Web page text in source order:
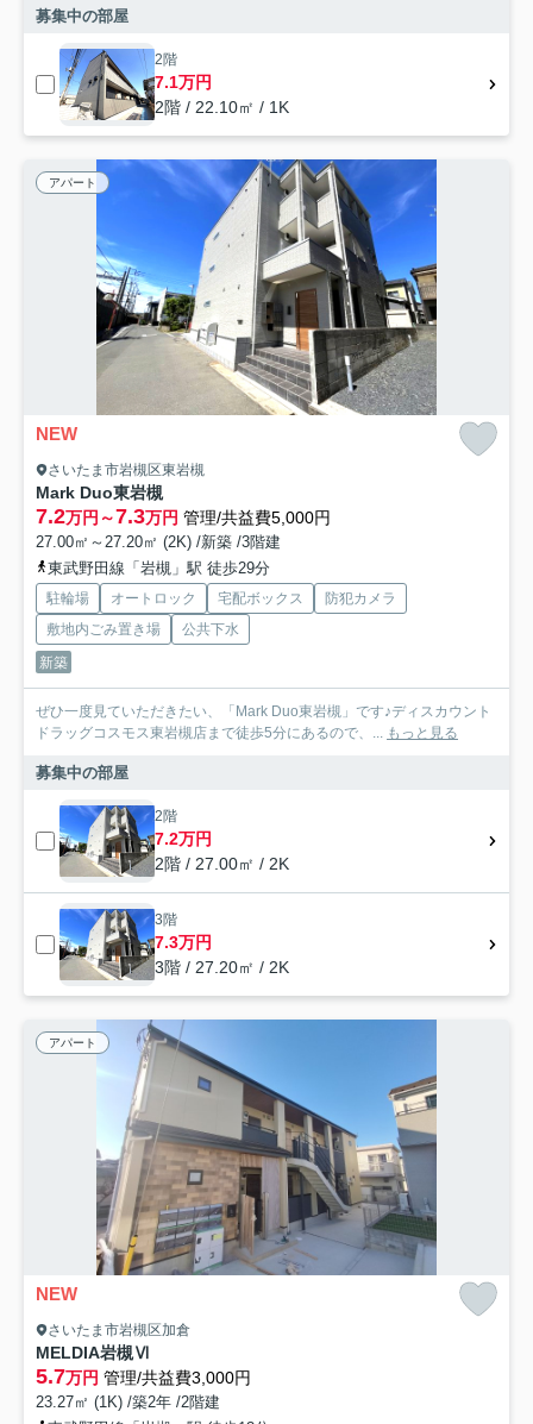
募集中の部屋
2階
7.1万円
2階 / 22.10㎡ / 1K
アパート
NEW
さいたま市岩槻区東岩槻
Mark Duo東岩槻
7.2万円～7.3万円 管理/共益費5,000円
27.00㎡～27.20㎡ (2K) /新築 /3階建
東武野田線「岩槻」駅 徒歩29分
駐輪場 オートロック 宅配ボックス
防犯カメラ
敷地内ごみ置き場
公共下水
新築
ぜひ一度見ていただきたい、「Mark Duo東岩槻」です♪ディスカウント
ドラッグコスモス東岩槻店まで徒歩5分にあるので、... もっと見る
募集中の部屋
2階
7.2万円
2階 / 27.00㎡ / 2K
3階
7.3万円
3階 / 27.20㎡ / 2K
アパート
NEW
さいたま市岩槻区加倉
MELDIA岩槻Ⅵ
5.7万円 管理/共益費3,000円
23.27㎡ (1K) /築2年 /2階建